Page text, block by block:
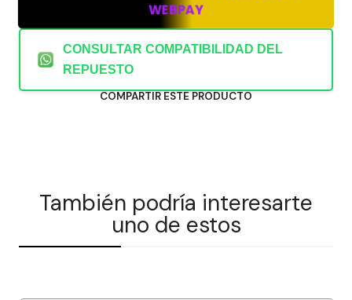
WEBPAY
CONSULTAR COMPATIBILIDAD DEL
REPUESTO
COMPARTIR ESTE PRODUCTO
También podría interesarte
uno de estos